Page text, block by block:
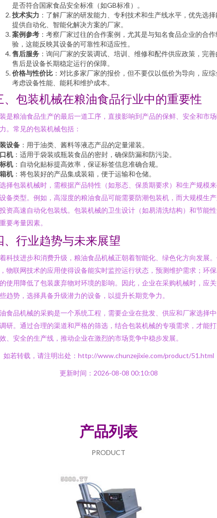
是否符合国家食品安全标准（如GB标准）。
技术实力 ：了解厂家的研发能力、专利技术和生产线水平，优先选择
提供自动化、智能化解决方案的厂家。
案例参考 ：考察厂家过往的合作案例，尤其是与知名食品企业的合作
验，这能反映其设备的可靠性和适应性。
售后服务 ：询问厂家的安装调试、培训、维修和配件供应政策，完善
售后是设备长期稳定运行的保障。
价格与性价比 ：对比多家厂家的报价，但不要仅以低价为导向，应综
考虑设备性能、能耗和维护成本。
、包装机械在粮油食品行业中的重要性
是粮油食品生产的最后一道工序，直接影响到产品的保鲜、安全和市
。常见的包装机械包括：
设备 ：用于油类、酱料等液态产品的定量灌装。
机：适用于袋装或瓶装食品的密封，确保防漏和防污染。
机：自动化贴标提高效率，保证标签信息准确合规。
机：将包装好的产品集成装箱，便于运输和仓储。
择包装机械时，需根据产品特性（如形态、保质期要求）和生产规模
备类型。例如，高湿度的粮油食品可能需要防潮包装机，而大规模生
资高速自动化包装线。包装机械的卫生设计（如易清洗结构）和节能
要考量因素。
、行业趋势与未来展望
科技进步和消费升级，粮油食品机械正朝着智能化、绿色化方向发展
物联网技术的应用使得设备能实时监控运行状态，预测维护需求；环
使用降低了包装废弃物对环境的影响。因此，企业在采购机械时，应
趋势，选择具备升级潜力的设备，以提升长期竞争力。
食品机械的采购是一个系统工程，需要企业在批发、供应和厂家选择
研。通过合理的渠道和严格的筛选，结合包装机械的专项需求，才能
、安全的生产线，推动企业在激烈的市场竞争中稳步发展。
如若转载，请注明出处：http://www.chunzejixie.com/product/51.html
更新时间：2026-08-08 00:10:08
产品列表
PRODUCT